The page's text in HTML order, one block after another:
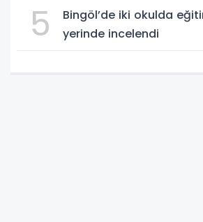
5
Bingöl’de iki okulda
yerinde incelendi